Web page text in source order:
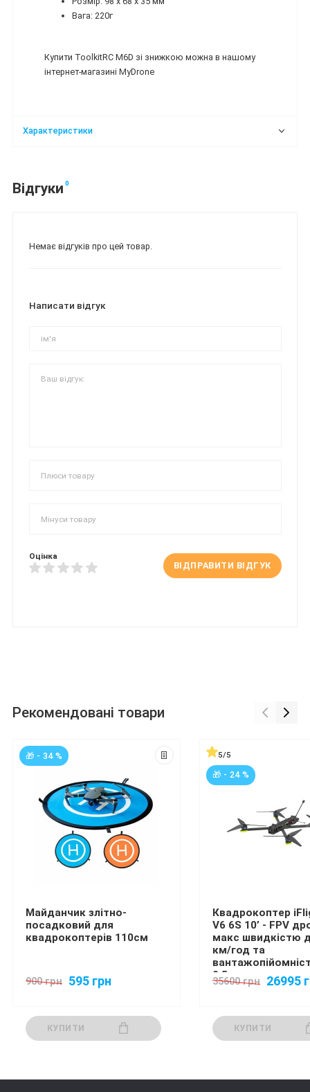
Вага: 220г
Купити ToolkitRC M6D зі знижкою можна в нашому
інтернет-магазині MyDrone
Характеристики
Відгуки 0
Немає відгуків про цей товар.
Написати відгук
Оцінка
ВІДПРАВИТИ ВІДГУК
Рекомендовані товари
🎁 - 34 %
Майданчик злітно-
посадковий для
квадрокоптерів 110см
900 грн 595 грн
КУПИТИ
5/5
🎁 - 24 %
Квадрокоптер
V6 6S 10’ - FPV
макс швидкістю
км/год та
2,5 кг
35600 грн 26995
КУПИТИ